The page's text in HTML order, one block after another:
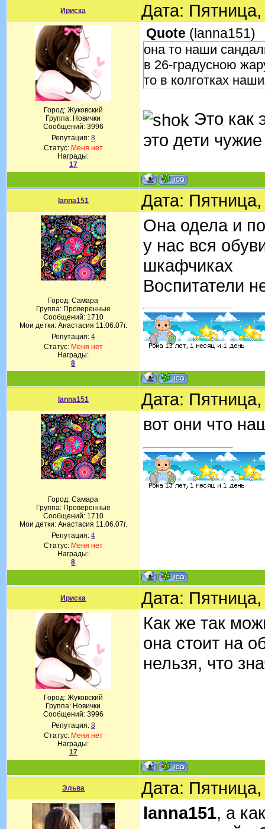
Ириска Дата:
Город: Жуковский
Группа: Новички
Сообщений: 3996
Репутация: 8
Статус: Меня нет
Награды:
17
Quote (lanna151)
она то наши
в 26-градусною
то в колготках
Это как
это дети
lanna151 Дата:
Город: Самара
Группа: Проверенные
Сообщений: 1710
Мои детки: Анастасия 11.06.07г.
Репутация: 4
Статус: Меня нет
Награды:
8
Она одела и
у нас вся
шкафчиках
Воспитатели
lanna151 Дата:
Город: Самара
Группа: Проверенные
Сообщений: 1710
Мои детки: Анастасия 11.06.07г.
Репутация: 4
Статус: Меня нет
Награды:
8
вот они что
Ириска Дата:
Город: Жуковский
Группа: Новички
Сообщений: 3996
Репутация: 8
Статус: Меня нет
Награды:
17
Как же так
она стоит на
нельзя, что
Эльва
Дата:
lanna151, а